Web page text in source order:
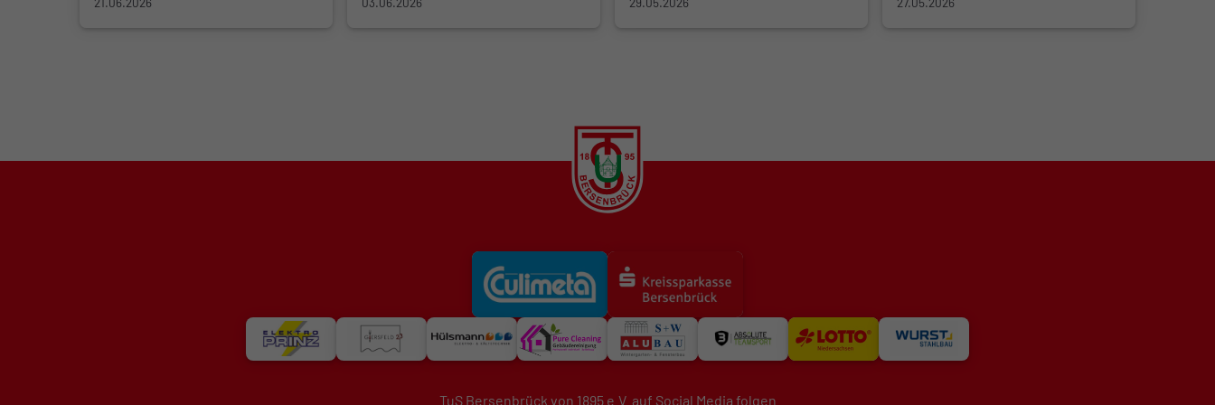
TuS Bersenbrück von 1895 e.V. auf Social Media folgen